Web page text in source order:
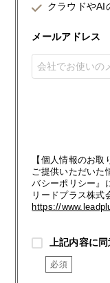
クラウドやAI
メールアドレス
【個人情報のお取
ご提供いただいた
バシーポリシー』
リードプラス株式
https://
上記内容に